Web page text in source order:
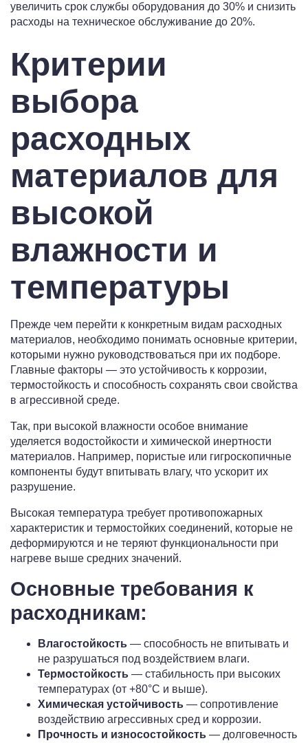
увеличить срок службы оборудования до 30% и снизить
расходы на техническое обслуживание до 20%.
Критерии
выбора
расходных
материалов для
высокой
влажности и
температуры
Прежде чем перейти к конкретным видам расходных
материалов, необходимо понимать основные критерии,
которыми нужно руководствоваться при их подборе.
Главные факторы — это устойчивость к коррозии,
термостойкость и способность сохранять свои свойства
в агрессивной среде.
Так, при высокой влажности особое внимание
уделяется водостойкости и химической инертности
материалов. Например, пористые или гигроскопичные
компоненты будут впитывать влагу, что ускорит их
разрушение.
Высокая температура требует противопожарных
характеристик и термостойких соединений, которые не
деформируются и не теряют функциональности при
нагреве выше средних значений.
Основные требования к
расходникам:
Влагостойкость — способность не впитывать и
не разрушаться под воздействием влаги.
Термостойкость — стабильность при высоких
температурах (от +80°C и выше).
Химическая устойчивость — сопротивление
воздействию агрессивных сред и коррозии.
Прочность и износостойкость — долговечность